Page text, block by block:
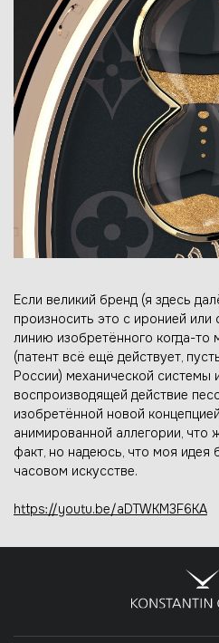
Если великий бренд (я здесь
произносить это с иронией
линию изобретённого когда-то
(патент всё ещё действует,
России) механической системы
воспроизводящей действие
изобретённой новой
анимированной аллегории, что
факт, но надеюсь, что моя идея
часовом искусстве.
https://youtu.be/aDTWKM3F6KA